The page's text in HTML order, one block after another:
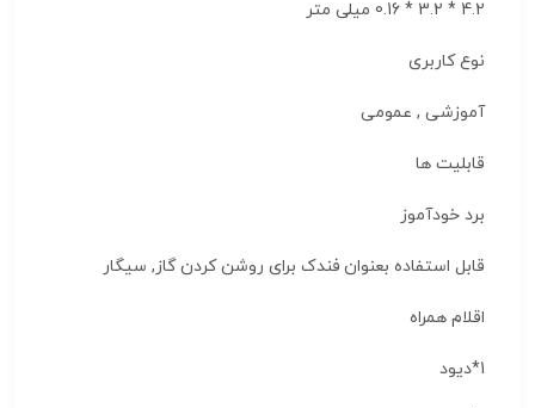
4.2 * 3.2 * 0.16 میلی متر
نوع کاربری
آموزشی , عمومی
قابلیت ها
برد خودآموز
قابل استفاده بعنوان فندک برای روشن کردن گاز, سیگار
اقلام همراه
1*دیود